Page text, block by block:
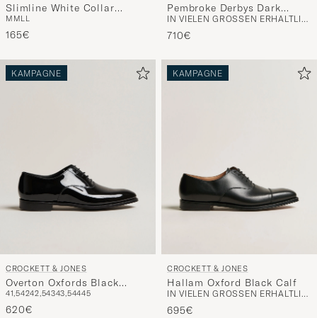
Slimline White Collar
Whinchester Shirt Blue
M MLL
165€
Pembroke Derbys Dark
Brown Grained Calf
IN VIELEN GRÖSSEN ERHÄLTLICH
710€
KAMPAGNE
CROCKETT & JONES
Overton Oxfords Black
Patent
41,54242,54343,54445
620€
KAMPAGNE
CROCKETT & JONES
Hallam Oxford Black Calf
IN VIELEN GRÖSSEN ERHÄLTLICH
695€